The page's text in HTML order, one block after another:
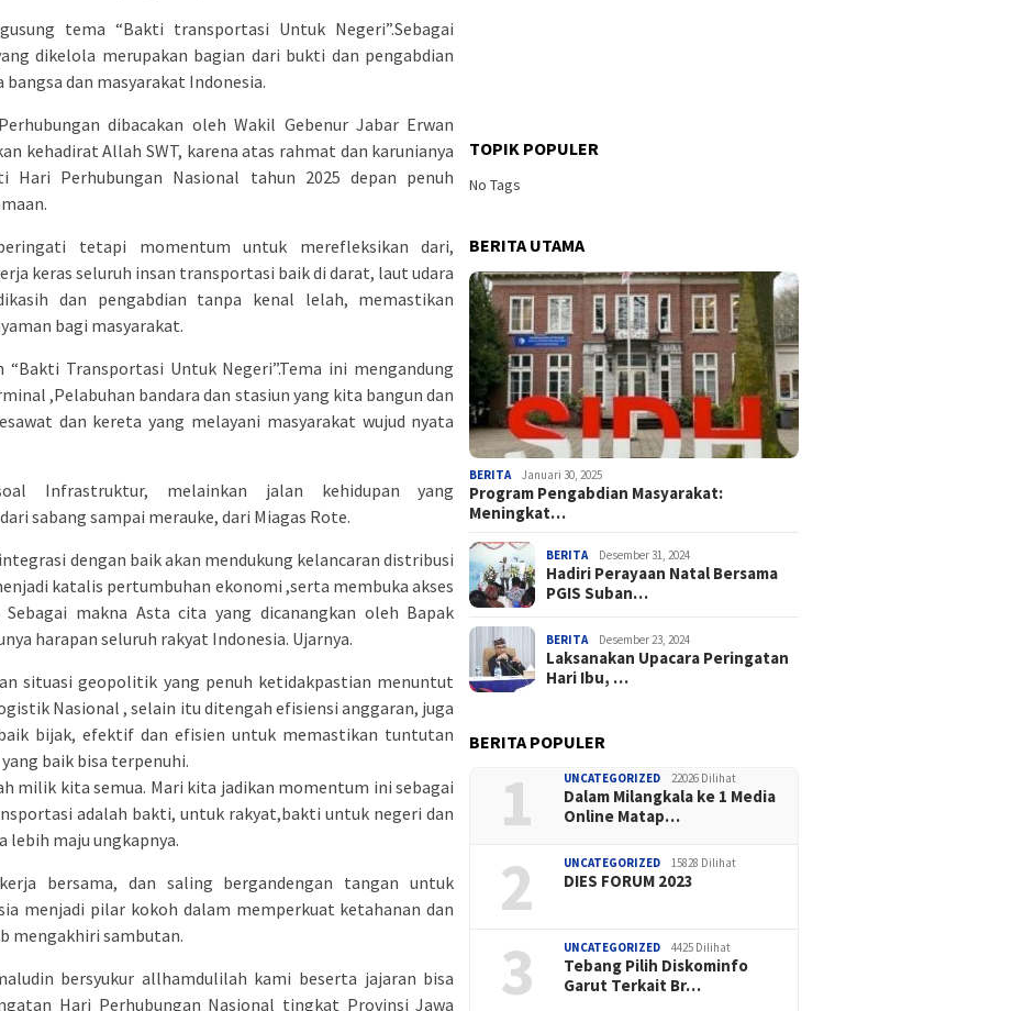
tema “Bakti transportasi Untuk Negeri”.Sebagai
dikelola merupakan bagian dari bukti dan pengabdian
dan masyarakat Indonesia.
dibacakan oleh Wakil Gebenur Jabar Erwan
kehadirat Allah SWT, karena atas rahmat dan karunianya
Perhubungan Nasional tahun 2025 depan penuh
tetapi momentum untuk merefleksikan dari,
keras seluruh insan transportasi baik di darat, laut udara
dan pengabdian tanpa kenal lelah, memastikan
bagi masyarakat.
Transportasi Untuk Negeri”.Tema ini mengandung
,Pelabuhan bandara dan stasiun yang kita bangun dan
dan kereta yang melayani masyarakat wujud nyata
Infrastruktur, melainkan jalan kehidupan yang
sabang sampai merauke, dari Miagas Rote.
dengan baik akan mendukung kelancaran distribusi
katalis pertumbuhan ekonomi ,serta membuka akses
makna Asta cita yang dicanangkan oleh Bapak
harapan seluruh rakyat Indonesia. Ujarnya.
situasi geopolitik yang penuh ketidakpastian menuntut
Nasional , selain itu ditengah efisiensi anggaran, juga
bijak, efektif dan efisien untuk memastikan tuntutan
baik bisa terpenuhi.
milik kita semua. Mari kita jadikan momentum ini sebagai
adalah bakti, untuk rakyat,bakti untuk negeri dan
lebih maju ungkapnya.
bersama, dan saling bergandengan tangan untuk
menjadi pilar kokoh dalam memperkuat ketahanan dan
mengakhiri sambutan.
bersyukur allhamdulilah kami beserta jajaran bisa
Hari Perhubungan Nasional tingkat Provinsi Jawa
TOPIK POPULER
No Tags
BERITA UTAMA
BERITA Januari 30, 2025
Program Pengabdian Masyarakat:
Meningkat…
BERITA Desember 31, 2024
Hadiri Perayaan Natal Bersama
PGIS Suban…
BERITA Desember 23, 2024
Laksanakan Upacara Peringatan
Hari Ibu, …
BERITA POPULER
1 UNCATEGORIZED 22026 Dilihat
Dalam Milangkala ke 1 Media
Online Matap…
2 UNCATEGORIZED 15828 Dilihat
DIES FORUM 2023
3 UNCATEGORIZED 4425 Dilihat
Tebang Pilih Diskominfo
Garut Terkait Br…